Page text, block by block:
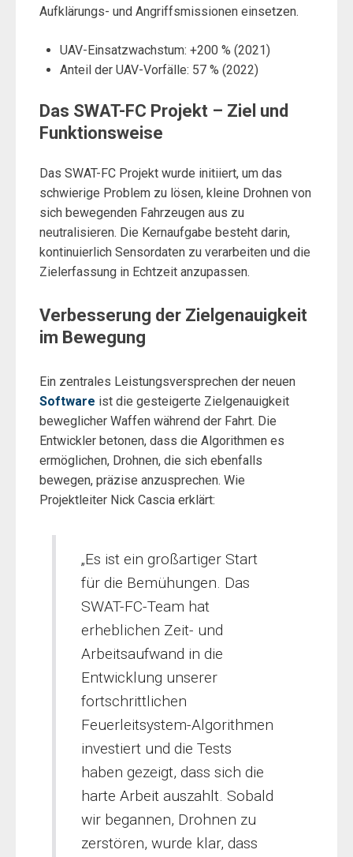
Aufklärungs- und Angriffsmissionen einsetzen.
UAV-Einsatzwachstum: +200 % (2021)
Anteil der UAV-Vorfälle: 57 % (2022)
Das SWAT-FC Projekt – Ziel und
Funktionsweise
Das SWAT-FC Projekt wurde initiiert, um das
schwierige Problem zu lösen, kleine Drohnen von
sich bewegenden Fahrzeugen aus zu
neutralisieren. Die Kernaufgabe besteht darin,
kontinuierlich Sensordaten zu verarbeiten und die
Zielerfassung in Echtzeit anzupassen.
Verbesserung der Zielgenauigkeit
im Bewegung
Ein zentrales Leistungsversprechen der neuen
Software ist die gesteigerte Zielgenauigkeit
beweglicher Waffen während der Fahrt. Die
Entwickler betonen, dass die Algorithmen es
ermöglichen, Drohnen, die sich ebenfalls
bewegen, präzise anzusprechen. Wie
Projektleiter Nick Cascia erklärt:
„Es ist ein großartiger Start
für die Bemühungen. Das
SWAT-FC-Team hat
erheblichen Zeit- und
Arbeitsaufwand in die
Entwicklung unserer
fortschrittlichen
Feuerleitsystem-Algorithmen
investiert und die Tests
haben gezeigt, dass sich die
harte Arbeit auszahlt. Sobald
wir begannen, Drohnen zu
zerstören, wurde klar, dass